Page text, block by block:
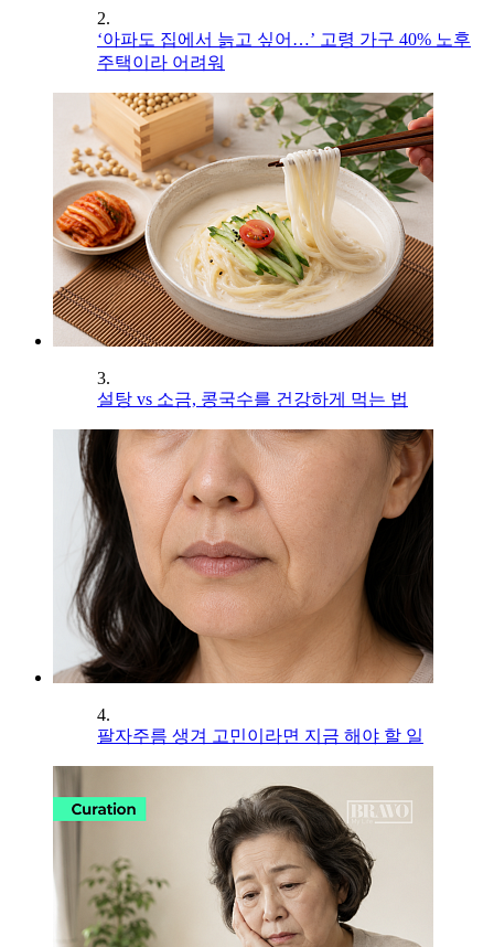
2.
‘아파도 집에서 늙고 싶어…’ 고령 가구 40% 노후
주택이라 어려워
3.
설탕 vs 소금, 콩국수를 건강하게 먹는 법
4.
팔자주름 생겨 고민이라면 지금 해야 할 일